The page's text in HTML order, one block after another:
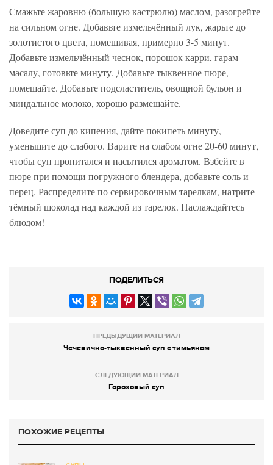
Смажьте жаровню (большую кастрюлю) маслом, разогрейте
на сильном огне. Добавьте измельчённый лук, жарьте до
золотистого цвета, помешивая, примерно 3-5 минут.
Добавьте измельчённый чеснок, порошок карри, гарам
масалу, готовьте минуту. Добавьте тыквенное пюре,
помешайте. Добавьте подсластитель, овощной бульон и
миндальное молоко, хорошо размешайте.
Доведите суп до кипения, дайте покипеть минуту,
уменьшите до слабого. Варите на слабом огне 20-60 минут,
чтобы суп пропитался и насытился ароматом. Взбейте в
пюре при помощи погружного блендера, добавьте соль и
перец. Распределите по сервировочным тарелкам, натрите
тёмный шоколад над каждой из тарелок. Наслаждайтесь
блюдом!
ПОДЕЛИТЬСЯ
ПРЕДЫДУЩИЙ МАТЕРИАЛ
Чечевично-тыквенный суп с тимьяном
СЛЕДУЮЩИЙ МАТЕРИАЛ
Гороховый суп
ПОХОЖИЕ РЕЦЕПТЫ